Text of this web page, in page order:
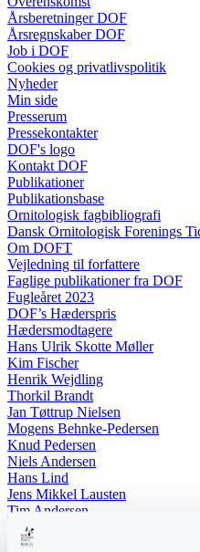
Årsberetninger DOF
Årsregnskaber DOF
Job i DOF
Cookies og privatlivspolitik
Nyheder
Min side
Presserum
Pressekontakter
DOF's logo
Kontakt DOF
Publikationer
Publikationsbase
Ornitologisk fagbibliografi
Dansk Ornitologisk Forenings
Om DOFT
Vejledning til forfattere
Faglige publikationer fra DOF
Fugleåret 2023
DOF’s Hæderspris
Hædersmodtagere
Hans Ulrik Skotte Møller
Kim Fischer
Henrik Wejdling
Thorkil Brandt
Jan Tøttrup Nielsen
Mogens Behnke-Pedersen
Knud Pedersen
Niels Andersen
Hans Lind
Jens Mikkel Lausten
Tim Andersen
Per Janfelt
Christian Hjorth